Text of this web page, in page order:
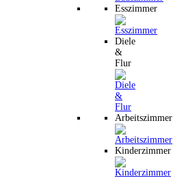
Esszimmer
Diele
&
Flur
Arbeitszimmer
Kinderzimmer